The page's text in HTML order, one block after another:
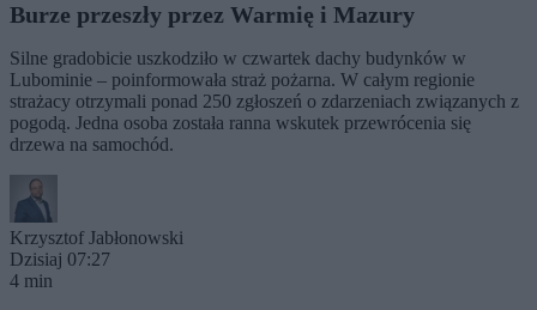
Burze przeszły przez Warmię i Mazury
Silne gradobicie uszkodziło w czwartek dachy budynków w
Lubominie – poinformowała straż pożarna. W całym regionie
strażacy otrzymali ponad 250 zgłoszeń o zdarzeniach związanych z
pogodą. Jedna osoba została ranna wskutek przewrócenia się
drzewa na samochód.
Krzysztof Jabłonowski
Dzisiaj 07:27
4 min